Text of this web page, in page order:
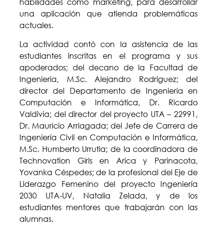
habilidades como marketing, para desarrollar
una aplicación que atienda problemáticas
actuales.
La actividad contó con la asistencia de las
estudiantes inscritas en el programa y sus
apoderados; del decano de la Facultad de
Ingeniería, M.Sc. Alejandro Rodríguez; del
director del Departamento de Ingeniería en
Computación e Informática, Dr. Ricardo
Valdivia; del director del proyecto UTA – 22991,
Dr. Mauricio Arriagada; del Jefe de Carrera de
Ingeniería Civil en Computación e Informática,
M.Sc. Humberto Urrutia; de la coordinadora de
Technovation Girls en Arica y Parinacota,
Yovanka Céspedes; de la profesional del Eje de
Liderazgo Femenino del proyecto Ingeniería
2030 UTA-UV, Natalia Zelada, y de los
estudiantes mentores que trabajarán con las
alumnas.